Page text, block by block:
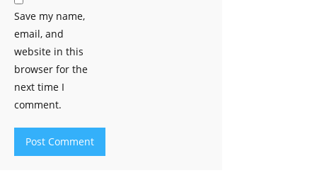
Save my name,
email, and
website in this
browser for the
next time I
comment.